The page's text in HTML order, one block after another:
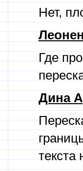
Нет,
Где
Дина
текста